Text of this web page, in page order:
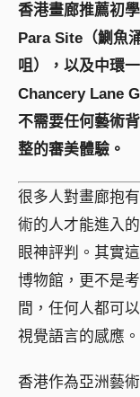
香港畫廊推薦初
Para Site（鰂魚
咀），以及中環
Chancery Lane
不需要任何藝術
整的審美體驗。
很多人對畫廊抱
術的人才能進入
眼神評判。其實
博物館，更不是
間，任何人都可
視覺語言的感應。
香港作為亞洲藝